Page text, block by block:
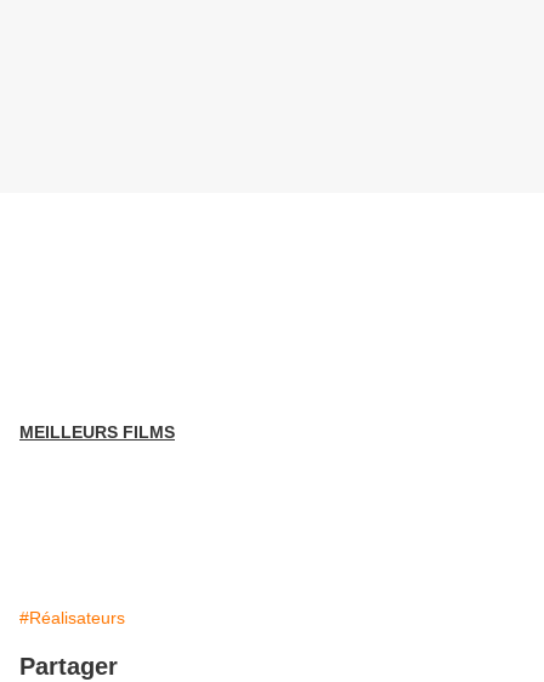
MEILLEURS FILMS
#Réalisateurs
Partager